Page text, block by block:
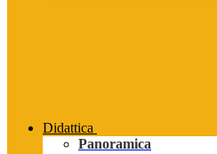
Didattica
Panoramica